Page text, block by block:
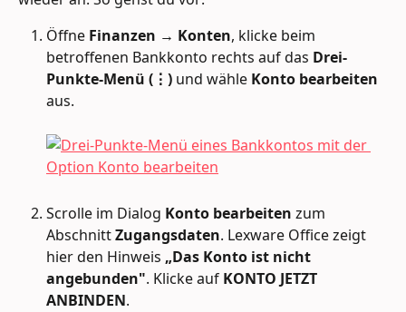
Öffne Finanzen → Konten, klicke beim
betroffenen Bankkonto rechts auf das Drei-
Punkte-Menü (⋮) und wähle Konto bearbeiten
aus.
Scrolle im Dialog Konto bearbeiten zum
Abschnitt Zugangsdaten. Lexware Office zeigt
hier den Hinweis „Das Konto ist nicht
angebunden". Klicke auf KONTO JETZT
ANBINDEN.